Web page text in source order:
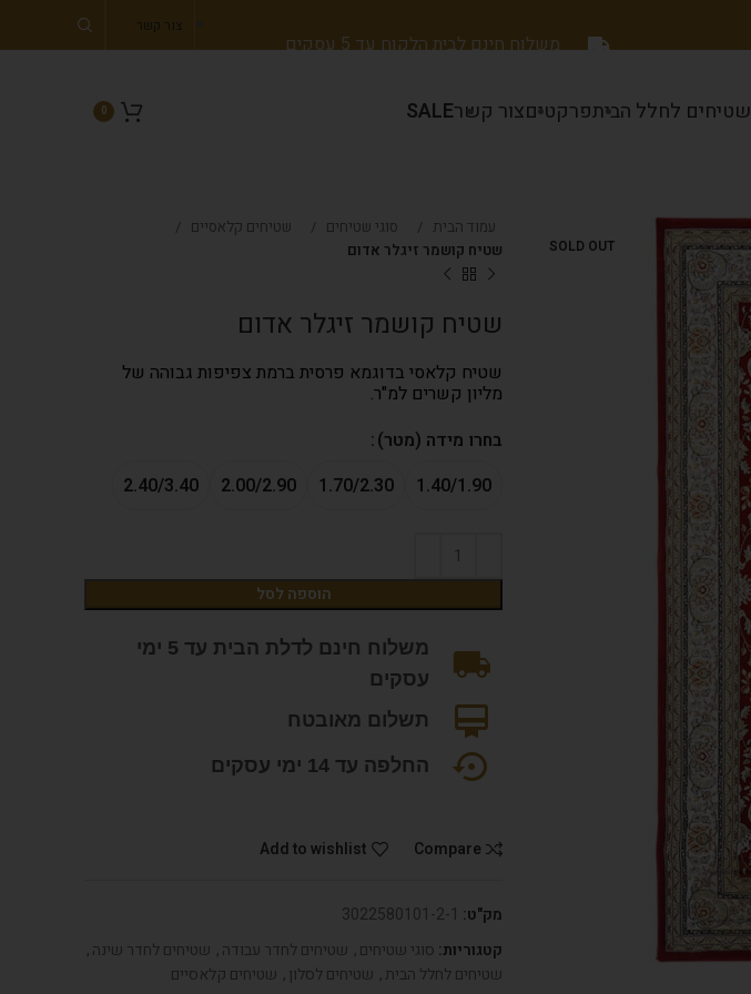
משלוח חינם לבית הלקוח עד 5 עסקים
צור קשר
שטיחים לחלל הביתפרקטיםצור קשרSALE
0
SOLD OUT
עמוד הבית סוגי שטיחים
שטיחים קלאסיים
שטיח קושמר זיגלר אדום
שטיח קושמר זיגלר אדום
שטיח קלאסי בדוגמא פרסית ברמת צפיפות גבוהה של
מליון קשרים למ"ר.
בחרו מידה (מטר)
1.40/1.90
1.70/2.30
2.00/2.90
2.40/3.40
הוספה לסל
משלוח חינם לדלת הבית עד 5 ימי
עסקים
תשלום מאובטח
החלפה עד 14 ימי עסקים
Compare
Add to wishlist
מק"ט: 3022580101-2-1
קטגוריות: סוגי שטיחים, שטיחים לחדר עבודה, שטיחים לחדר שינה,
שטיחים לחלל הבית, שטיחים לסלון, שטיחים קלאסיים